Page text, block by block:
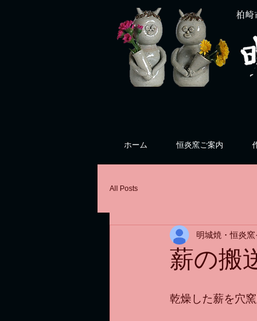
柏崎
ホーム 恒炎窯ご案内
All Posts
薪の搬
明城焼・恒炎窯
乾燥した薪を穴